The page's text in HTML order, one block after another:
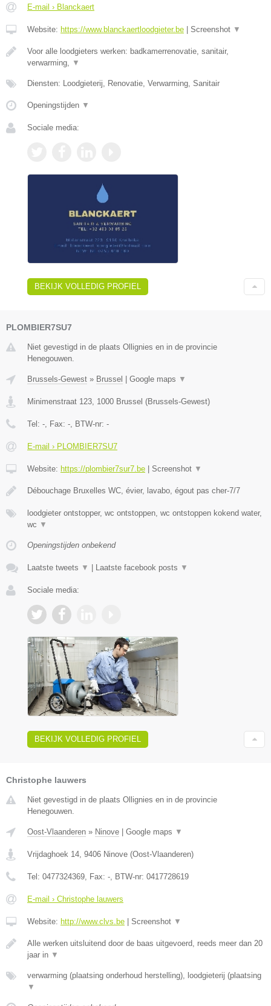
E-mail › Blanckaert
Website: https://www.blanckaertloodgieter.be Screenshot ▼
Voor alle loodgieters werken: badkamerrenovatie, sanitair,
verwarming,
▼
Diensten: Loodgieterij, Renovatie, Verwarming, Sanitair
Openingstijden ▼
Sociale media:
BEKIJK VOLLEDIG PROFIEL
PLOMBIER7SU7
Niet gevestigd in de plaats Ollignies en in de provincie
Henegouwen.
Brussels-Gewest » Brussel | Google maps ▼
Minimenstraat 123 1000 Brussel (Brussels-Gewest)
Tel: - , Fax: - , BTW-nr: -
E-mail › PLOMBIER7SU7
Website: https://plombier7sur7.be | Screenshot ▼
Débouchage Bruxelles WC, évier, lavabo, égout pas cher-7/7
loodgieter ontstopper, wc ontstoppen, wc ontstoppen kokend water,
wc ▼
Openingstijden onbekend
Laatste tweets ▼ | Laatste facebook posts ▼
Sociale media:
BEKIJK VOLLEDIG PROFIEL
Christophe lauwers
Niet gevestigd in de plaats Ollignies en in de provincie
Henegouwen.
Oost-Vlaanderen » Ninove | Google maps ▼
Vrijdaghoek 14 9406 Ninove (Oost-Vlaanderen)
Tel: 0477324369 , Fax: - , BTW-nr: 0417728619
E-mail › Christophe lauwers
Website: http://www.clvs.be | Screenshot ▼
Alle werken uitsluitend door de baas uitgevoerd, reeds meer dan 20
jaar in ▼
verwarming (plaatsing onderhoud herstelling), loodgieterij (plaatsing
▼